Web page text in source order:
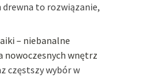
drewna to rozwiązanie,
– niebanalne
nowoczesnych wnętrz
częstszy wybór w